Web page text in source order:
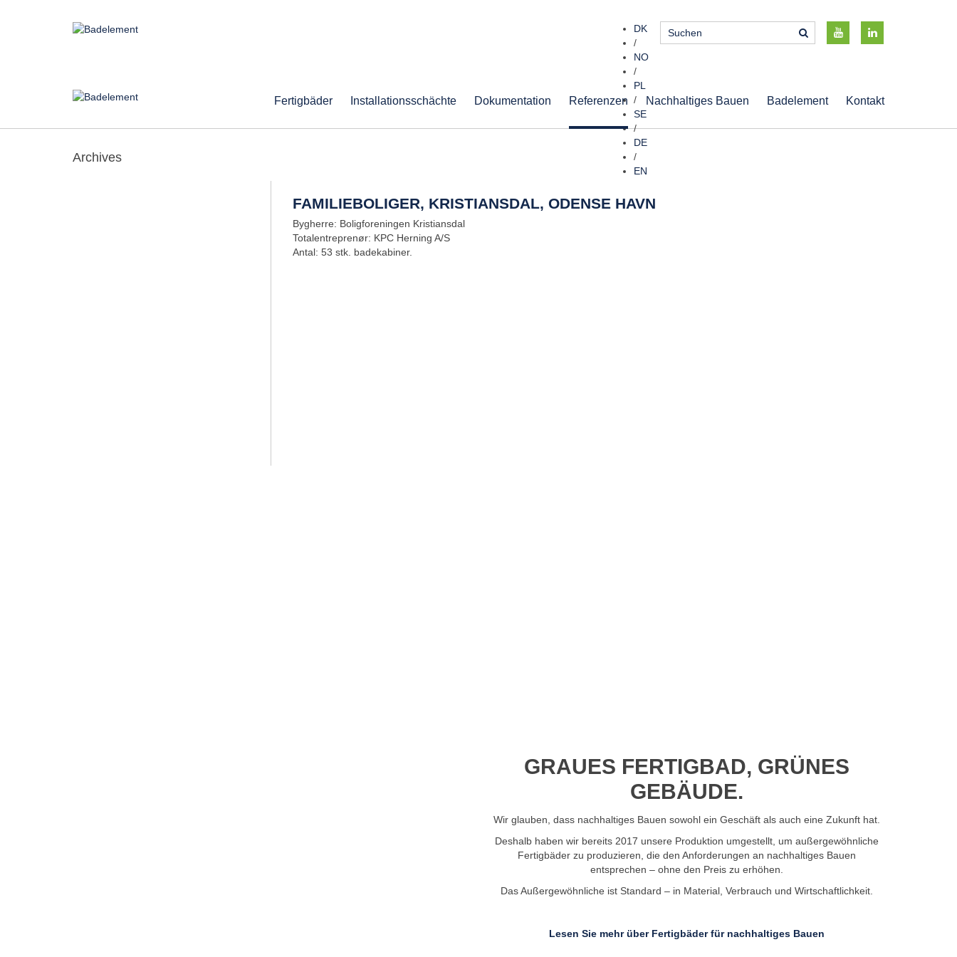
DK
/
NO
/
PL
/
SE
/
DE
/
EN
Fertigbäder Installationsschächte Dokumentation Referenzen Nachhaltiges Bauen Badelement Kontakt
Archives
FAMILIEBOLIGER, KRISTIANSDAL, ODENSE HAVN
Bygherre: Boligforeningen Kristiansdal
Totalentreprenør: KPC Herning A/S
Antal: 53 stk. badekabiner.
GRAUES FERTIGBAD, GRÜNES
GEBÄUDE.
Wir glauben, dass nachhaltiges Bauen sowohl ein Geschäft als auch eine Zukunft hat.
Deshalb haben wir bereits 2017 unsere Produktion umgestellt, um außergewöhnliche
Fertigbäder zu produzieren, die den Anforderungen an nachhaltiges Bauen
entsprechen – ohne den Preis zu erhöhen.
Das Außergewöhnliche ist Standard – in Material, Verbrauch und Wirtschaftlichkeit.
Lesen Sie mehr über Fertigbäder für nachhaltiges Bauen